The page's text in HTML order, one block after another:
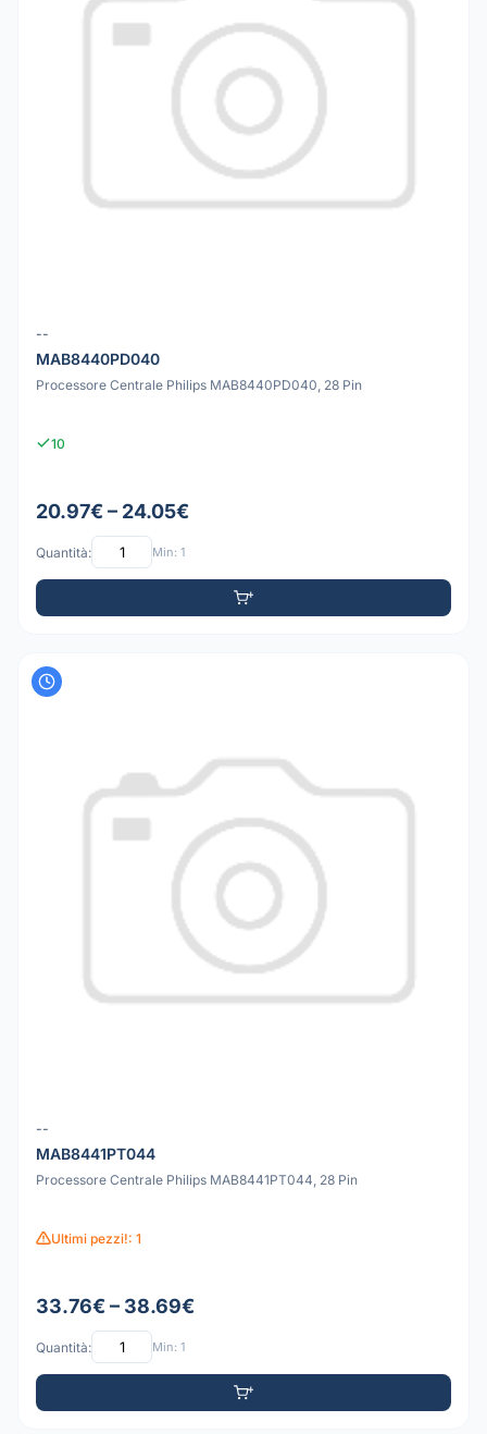
--
MAB8440PD040
Processore Centrale Philips MAB8440PD040, 28 Pin
10
20.97€ – 24.05€
Quantità: Min: 1
--
MAB8441PT044
Processore Centrale Philips MAB8441PT044, 28 Pin
Ultimi pezzi!: 1
33.76€ – 38.69€
Quantità: Min: 1